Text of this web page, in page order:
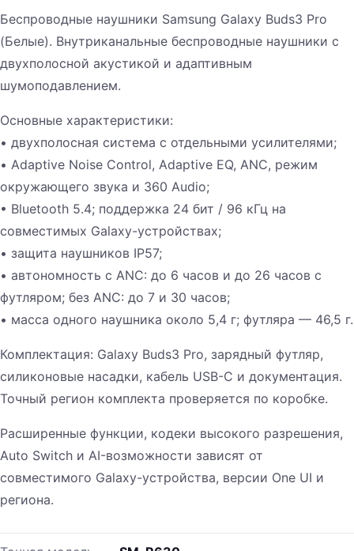
Беспроводные наушники Samsung Galaxy Buds3 Pro
(Белые). Внутриканальные беспроводные наушники с
двухполосной акустикой и адаптивным
шумоподавлением.
Основные характеристики:
• двухполосная система с отдельными усилителями;
• Adaptive Noise Control, Adaptive EQ, ANC, режим
окружающего звука и 360 Audio;
• Bluetooth 5.4; поддержка 24 бит / 96 кГц на
совместимых Galaxy-устройствах;
• защита наушников IP57;
• автономность с ANC: до 6 часов и до 26 часов с
футляром; без ANC: до 7 и 30 часов;
• масса одного наушника около 5,4 г; футляра — 46,5 г.
Комплектация: Galaxy Buds3 Pro, зарядный футляр,
силиконовые насадки, кабель USB-C и документация.
Точный регион комплекта проверяется по коробке.
Расширенные функции, кодеки высокого разрешения,
Auto Switch и AI-возможности зависят от
совместимого Galaxy-устройства, версии One UI и
региона.